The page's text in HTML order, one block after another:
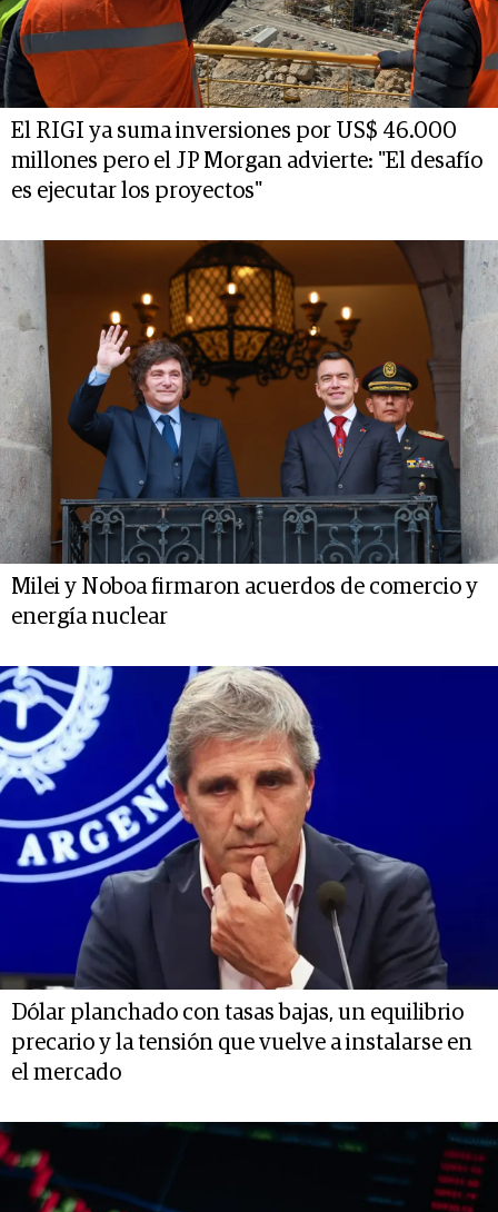
El RIGI ya suma inversiones por US$ 46.000
millones pero el JP Morgan advierte: "El desafío
es ejecutar los proyectos"
Milei y Noboa firmaron acuerdos de comercio y
energía nuclear
Dólar planchado con tasas bajas, un equilibrio
precario y la tensión que vuelve a instalarse en
el mercado